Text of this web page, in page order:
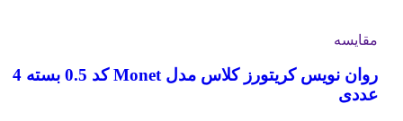
مقایسه
روان نویس کریتورز کلاس مدل Monet کد 0.5 بسته 4
عددی